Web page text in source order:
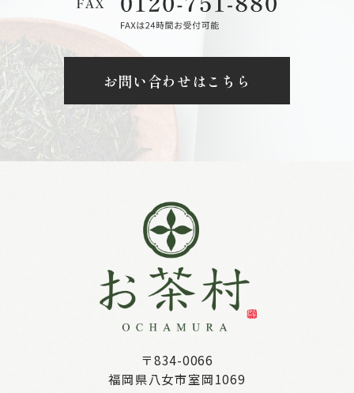
お問い合わせはこちら
〒834-0066
福岡県八女市室岡1069